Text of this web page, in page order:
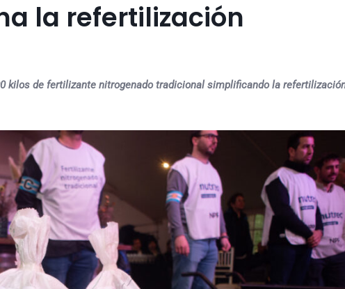
la refertilización
kilos de fertilizante nitrogenado tradicional simplificando la